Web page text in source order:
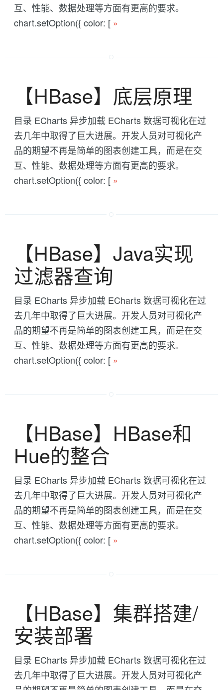
互、性能、数据处理等方面有更高的要求。
chart.setOption({ color: [ »
【HBase】底层原理
目录 ECharts 异步加载 ECharts 数据可视化在过
去几年中取得了巨大进展。开发人员对可视化产
品的期望不再是简单的图表创建工具，而是在交
互、性能、数据处理等方面有更高的要求。
chart.setOption({ color: [ »
【HBase】Java实现
过滤器查询
目录 ECharts 异步加载 ECharts 数据可视化在过
去几年中取得了巨大进展。开发人员对可视化产
品的期望不再是简单的图表创建工具，而是在交
互、性能、数据处理等方面有更高的要求。
chart.setOption({ color: [ »
【HBase】HBase和
Hue的整合
目录 ECharts 异步加载 ECharts 数据可视化在过
去几年中取得了巨大进展。开发人员对可视化产
品的期望不再是简单的图表创建工具，而是在交
互、性能、数据处理等方面有更高的要求。
chart.setOption({ color: [ »
【HBase】集群搭建/
安装部署
目录 ECharts 异步加载 ECharts 数据可视化在过
去几年中取得了巨大进展。开发人员对可视化产